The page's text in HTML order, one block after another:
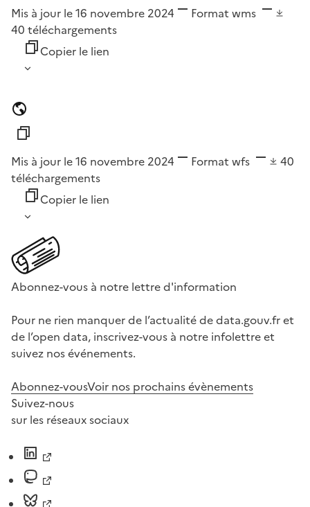
Mis à jour le 16 novembre 2024 Format wms
40 téléchargements
Copier le lien
Mis à jour le 16 novembre 2024 Format wfs
40
téléchargements
Copier le lien
Abonnez-vous à notre lettre d'information
Pour ne rien manquer de l’actualité de data.gouv.fr et
de l’open data, inscrivez-vous à notre infolettre et
suivez nos événements.
Abonnez-vousVoir nos prochains évènements
Suivez-nous
sur les réseaux sociaux